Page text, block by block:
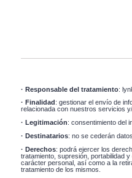
· Responsable del tratamiento:
· Finalidad: gestionar el envío de
relacionada con nuestros servicios
· Legitimación: consentimiento del
· Destinatarios: no se cederán
· Derechos: podrá ejercer los
tratamiento, supresión, portabilidad
carácter personal, así como a la
tratamiento de los mismos.